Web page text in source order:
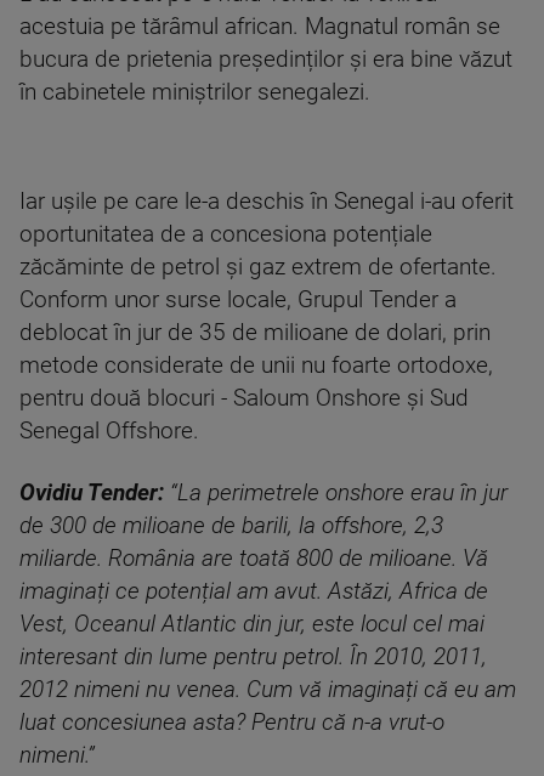
acestuia pe tărâmul african. Magnatul român se
bucura de prietenia președinților și era bine văzut
în cabinetele miniștrilor senegalezi.
Iar ușile pe care le-a deschis în Senegal i-au oferit
oportunitatea de a concesiona potențiale
zăcăminte de petrol și gaz extrem de ofertante.
Conform unor surse locale, Grupul Tender a
deblocat în jur de 35 de milioane de dolari, prin
metode considerate de unii nu foarte ortodoxe,
pentru două blocuri - Saloum Onshore și Sud
Senegal Offshore.
Ovidiu Tender: “La perimetrele onshore erau în jur
de 300 de milioane de barili, la offshore, 2,3
miliarde. România are toată 800 de milioane. Vă
imaginați ce potențial am avut. Astăzi, Africa de
Vest, Oceanul Atlantic din jur, este locul cel mai
interesant din lume pentru petrol. În 2010, 2011,
2012 nimeni nu venea. Cum vă imaginați că eu am
luat concesiunea asta? Pentru că n-a vrut-o
nimeni.”